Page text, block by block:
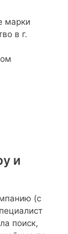
марки
в г.
и
(с
поиск,